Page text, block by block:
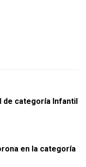
de categoría Infantil
en la categoría